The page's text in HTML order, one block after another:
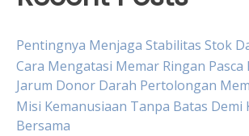
Pentingnya Menjaga Stabilitas Stok
Cara Mengatasi Memar Ringan Pasca
Jarum Donor Darah Pertolongan
Misi Kemanusiaan Tanpa Batas Demi
Bersama